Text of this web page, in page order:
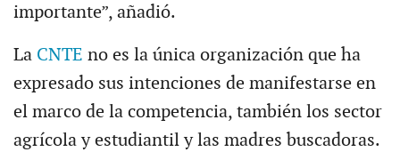
importante”, añadió.
La CNTE no es la única organización que ha
expresado sus intenciones de manifestarse en
el marco de la competencia, también los sector
agrícola y estudiantil y las madres buscadoras.